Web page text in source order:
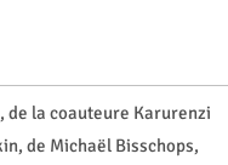
de la coauteure Karurenzi
de Michaël Bisschops,